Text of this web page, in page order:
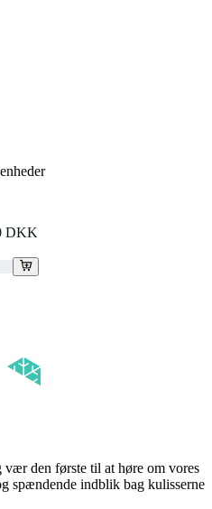
DKK
den første til at høre om vores
spændende indblik bag kulisserne